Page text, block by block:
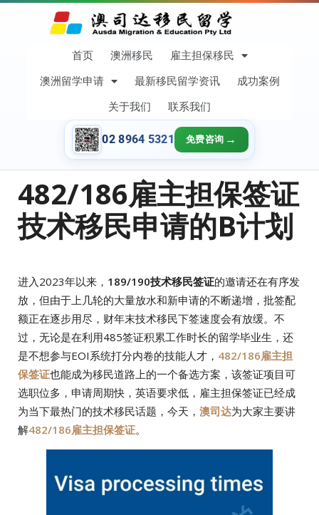
首页 澳洲移民
雇主担保移民
澳洲留学申请
最新移民留学资讯
成功案例
关于我们
联系我们
02 8964 5321 免费咨询
482/186雇主担保签证
技术移民申请的B计划
进入2023年以来， 189/190技术移民签证的邀请还在有序发
放，但由于上几轮的大量放水和新申请的不断递增，批签配
额正在逐步用尽，财年末技术移民下签速度会有放缓。不
过，无论是在利用485签证积累工作时长的留学毕业生，还
是不想参与EOI系统打分内卷的技能人才， 482/186雇主担
保签证也能成为移民道路上的一个备选方案，该签证项目可
选职位多，申请周期快，英语要求低，雇主担保签证已经成
为当下最热门的技术移民话题，今天， 澳司达为大家主要讲
解482/186雇主担保签证。